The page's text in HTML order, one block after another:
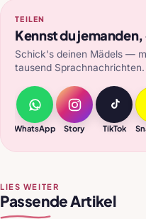
TEILEN
Kennst du
Schick's deinen Mädels —
tausend Sprachnachrichten.
WhatsApp Story TikTok
LIES WEITER
Passende Artikel